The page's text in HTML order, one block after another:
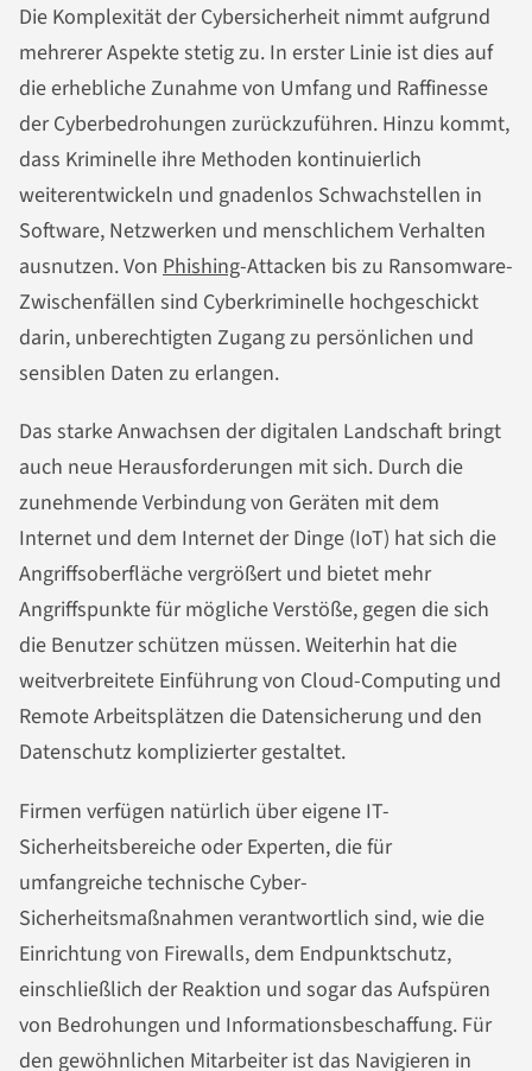
Die Komplexität der Cybersicherheit nimmt aufgrund
mehrerer Aspekte stetig zu. In erster Linie ist dies auf
die erhebliche Zunahme von Umfang und Raffinesse
der Cyberbedrohungen zurückzuführen. Hinzu kommt,
dass Kriminelle ihre Methoden kontinuierlich
weiterentwickeln und gnadenlos Schwachstellen in
Software, Netzwerken und menschlichem Verhalten
ausnutzen. Von Phishing-Attacken bis zu Ransomware-
Zwischenfällen sind Cyberkriminelle hochgeschickt
darin, unberechtigten Zugang zu persönlichen und
sensiblen Daten zu erlangen.
Das starke Anwachsen der digitalen Landschaft bringt
auch neue Herausforderungen mit sich. Durch die
zunehmende Verbindung von Geräten mit dem
Internet und dem Internet der Dinge (IoT) hat sich die
Angriffsoberfläche vergrößert und bietet mehr
Angriffspunkte für mögliche Verstöße, gegen die sich
die Benutzer schützen müssen. Weiterhin hat die
weitverbreitete Einführung von Cloud-Computing und
Remote Arbeitsplätzen die Datensicherung und den
Datenschutz komplizierter gestaltet.
Firmen verfügen natürlich über eigene IT-
Sicherheitsbereiche oder Experten, die für
umfangreiche technische Cyber-
Sicherheitsmaßnahmen verantwortlich sind, wie die
Einrichtung von Firewalls, dem Endpunktschutz,
einschließlich der Reaktion und sogar das Aufspüren
von Bedrohungen und Informationsbeschaffung. Für
den gewöhnlichen Mitarbeiter ist das Navigieren in